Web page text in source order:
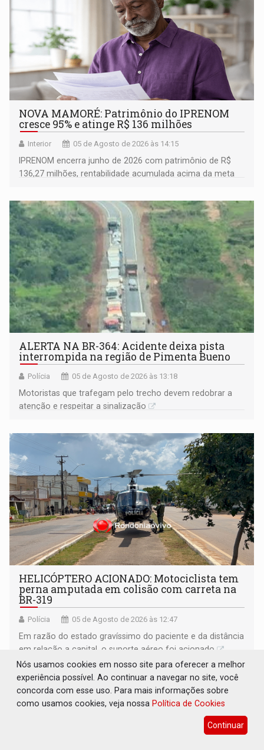
NOVA MAMORÉ: Patrimônio do IPRENOM
cresce 95% e atinge R$ 136 milhões
Interior 05 de Agosto de 2026 às 14:15
IPRENOM encerra junho de 2026 com patrimônio de R$
136,27 milhões, rentabilidade acumulada acima da meta
ALERTA NA BR-364: Acidente deixa pista
interrompida na região de Pimenta Bueno
Polícia 05 de Agosto de 2026 às 13:18
​Motoristas que trafegam pelo trecho devem redobrar a
atenção e respeitar a sinalização
HELICÓPTERO ACIONADO: Motociclista tem
perna amputada em colisão com carreta na
BR-319
Polícia 05 de Agosto de 2026 às 12:47
Em razão do estado gravíssimo do paciente e da distância
em relação a capital, o suporte aéreo foi acionado
Nós usamos cookies em nosso site para oferecer a melhor
experiência possível. Ao continuar a navegar no site, você
concorda com esse uso. Para mais informações sobre
como usamos cookies, veja nossa Política de Cookies
Continuar